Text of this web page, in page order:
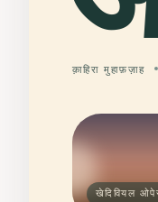
क़ाहिरा मुहाफ़ज़ाह
खेदिवियल